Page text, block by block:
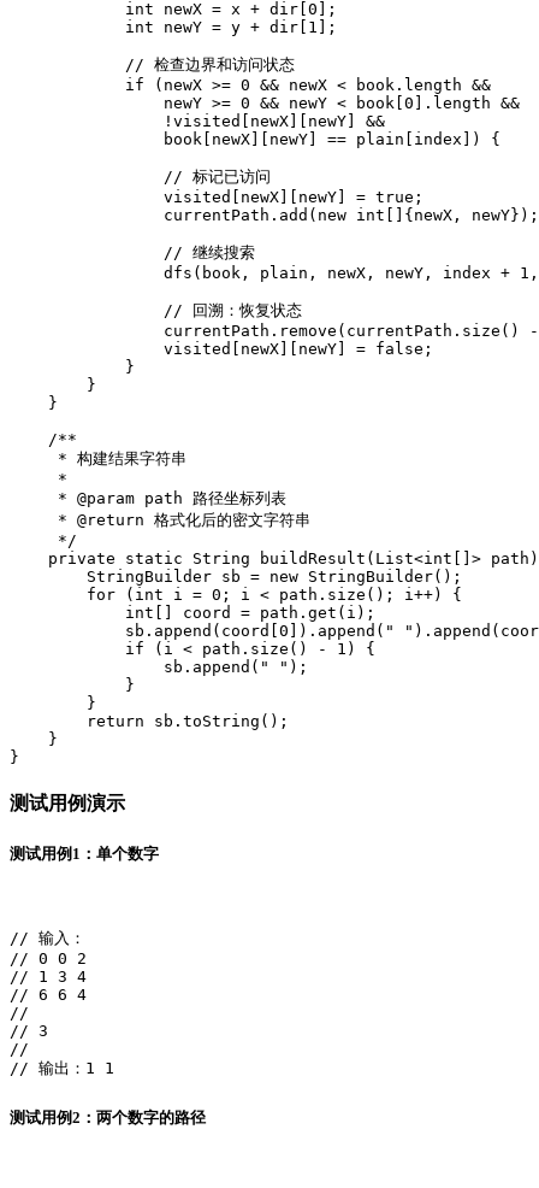
            int newX = x + dir[0];
            int newY = y + dir[1];
            // 检查边界和访问状态
            if (newX >= 0 && newX < book.length &&
                newY >= 0 && newY < book[0].length &&
                !visited[newX][newY] &&
                book[newX][newY] == plain[index]) {
                // 标记已访问
                visited[newX][newY] = true;
                currentPath.add(new int[]{newX, newY});
                // 继续搜索
dfs(book, plain, newX, newY, index +
                // 回溯：恢复状态
currentPath.remove(currentPath.size()
                visited[newX][newY] = false;
            }
        }
    }
    /**
     * 构建结果字符串
     *
     * @param path 路径坐标列表
     * @return 格式化后的密文字符串
     */
private static String buildResult(List<int[]>
        StringBuilder sb = new StringBuilder();
        for (int i = 0; i < path.size(); i++) {
            int[] coord = path.get(i);
sb.append(coord[0]).append("
            if (i < path.size() - 1) {
                sb.append(" ");
            }
        }
        return sb.toString();
    }
}
测试用例演示
测试用例1：单个数字
// 输入：
// 0 0 2
// 1 3 4
// 6 6 4
//
// 3
//
// 输出：1 1
测试用例2：两个数字的路径